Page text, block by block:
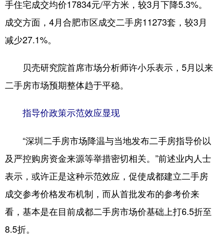
手住宅成交均价17834元/平方米，较3月下降5.3%。
成交方面，4月合肥市区成交二手房11273套，较3月
减少27.1%。
贝壳研究院首席市场分析师许小乐表示，5月以来
二手房市场预期整体趋于平稳。
指导价政策示范效应显现
“深圳二手房市场降温与当地发布二手房指导价以
及严控购房资金来源等举措密切相关。”前述业内人士
表示，或许正是这种示范效应，促使成都建立二手房
成交参考价格发布机制，而从首批发布的参考价来
看，基本是在目前成都二手房市场价基础上打6.5折至
8.5折。